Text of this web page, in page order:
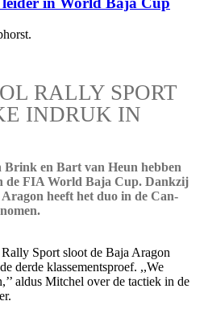
RALLY SPORT
INDRUK IN
en Bart van Heun hebben
de FIA World Baja Cup. Dankzij
heeft het duo in de Can-
Sport sloot de Baja Aragon
derde klassementsproef. ,,We
aldus Mitchel over de tactiek in de